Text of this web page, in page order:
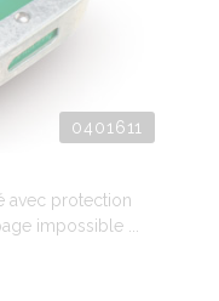
0401611
avec protection
impossible ...